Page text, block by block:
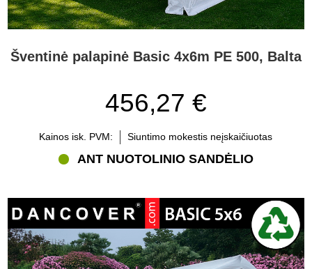
Šventinė palapinė Basic 4x6m PE 500, Balta
456,27 €
Kainos isk. PVM: Siuntimo mokestis neįskaičiuotas
ANT NUOTOLINIO SANDĖLIO